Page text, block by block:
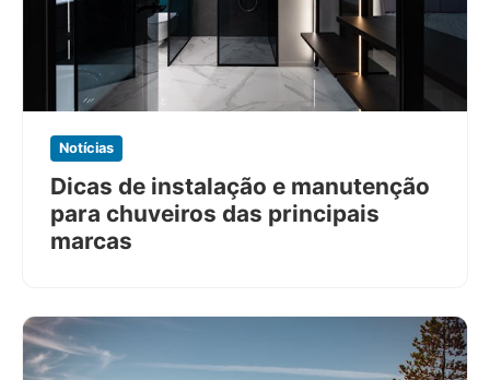
Notícias
Dicas de instalação e manutenção
para chuveiros das principais
marcas